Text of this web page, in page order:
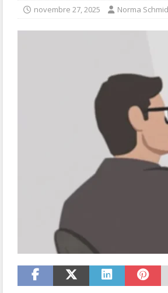
novembre 27, 2025 Norma